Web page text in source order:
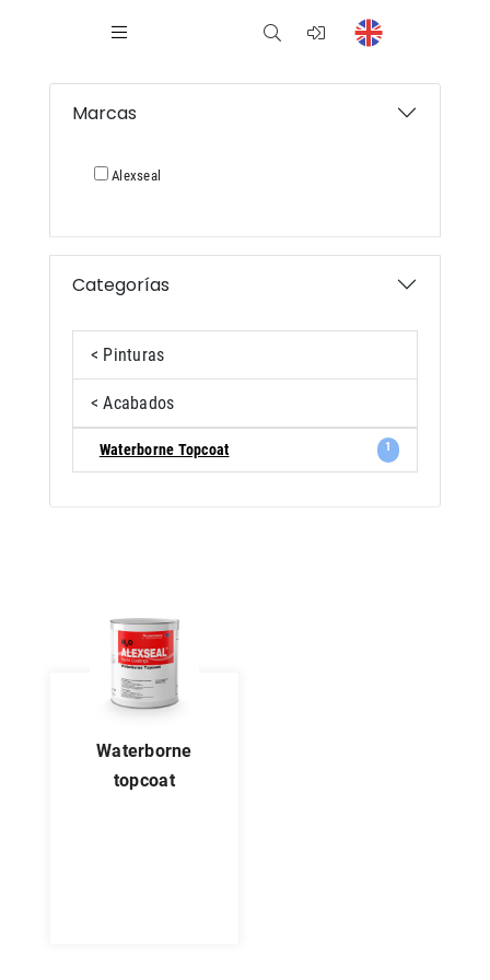
Marcas
Alexseal
Categorías
< Pinturas
< Acabados
Waterborne Topcoat 1
waterborne
topcoat